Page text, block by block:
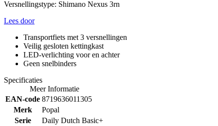
Versnellingstype: Shimano Nexus 3rn
Lees door
Transportfiets met 3 versnellingen
Veilig gesloten kettingkast
LED-verlichting voor en achter
Geen snelbinders
Specificaties
Meer Informatie
EAN-code 8719636011305
Merk
Popal
Serie
Daily Dutch Basic+